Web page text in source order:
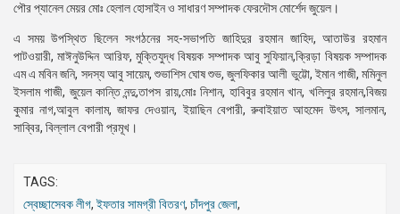
গ্যালারি
বিএনপি-
জামায়াত
সহিংসতা
সংগঠন
পৌর প্যানেল মেয়র মোঃ হেলাল হোসাইন ও সাধারণ সম্পাদক ফেরদৌস মোর্শেদ জুয়েল।
এ সময় উপস্থিত ছিলেন সংগঠনের সহ-সভাপতি জাহিদুর রহমান জাহিদ, আতাউর রহমান
পাটওয়ারী, মাঈনুউদ্দিন আরিফ, মুক্তিযুদ্ধ বিষয়ক সম্পাদক আবু সুফিয়ান,ক্রিড়া বিষয়ক সম্পাদক
এম এ মবিন জনি, সদস্য আবু সায়েম, শুভাশিস ঘোষ শুভ, জুলফিকার আলী ভুট্টো, ইমান গাজী, মমিনুল
ইসলাম গাজী, জুয়েল কান্তি নন্দু,তাপস রায়,মোঃ নিশান, হাবিবুর রহমান খান, খলিলুর রহমান,বিজয়
কুমার নাগ,আবুল কালাম, জাফর দেওয়ান, ইয়াছিন বেপারী, রুবাইয়াত আহমেদ উৎস, সালমান,
সাব্বির, বিল্লাল বেপারী প্রমূখ।
TAGS:
স্বেচ্ছাসেবক লীগ,ইফতার সামগ্রী বিতরণ, চাঁদপুর জেলা,